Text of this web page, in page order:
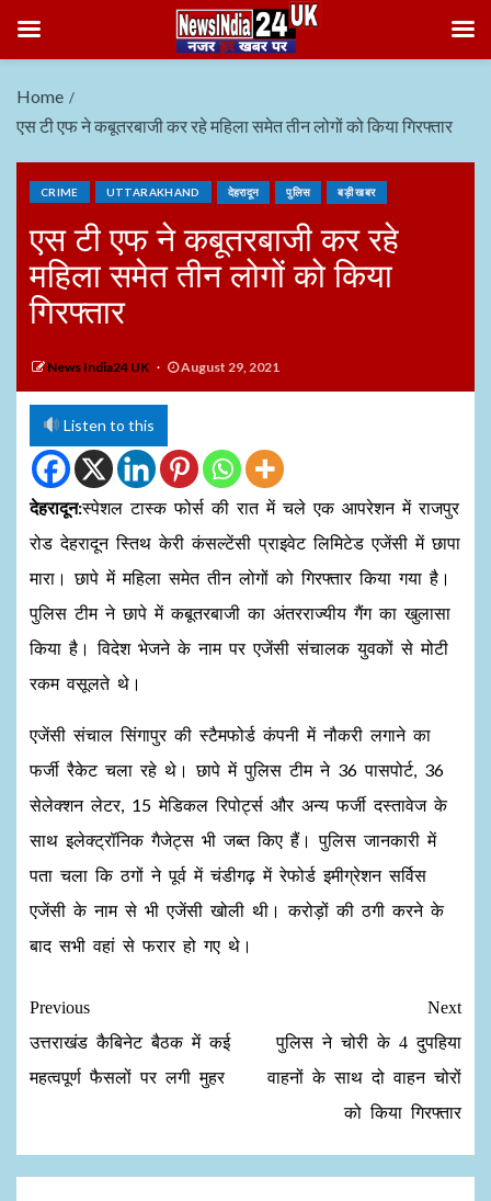
Home
एस टी एफ ने कबूतरबाजी कर रहे महिला समेत तीन लोगों को किया गिरफ्तार
CRIME UTTARAKHAND देहरादून पुलिस बड़ी खबर
एस टी एफ ने कबूतरबाजी कर रहे
महिला समेत तीन लोगों को किया
गिरफ्तार
News India24 UK August 29, 2021
Listen to this
देहरादून:स्पेशल टास्क फोर्स की रात में चले एक आपरेशन में राजपुर
रोड देहरादून स्तिथ केरी कंसल्टेंसी प्राइवेट लिमिटेड एजेंसी में छापा
मारा। छापे में महिला समेत तीन लोगों को गिरफ्तार किया गया है।
पुलिस टीम ने छापे में कबूतरबाजी का अंतरराज्यीय गैंग का खुलासा
किया है। विदेश भेजने के नाम पर एजेंसी संचालक युवकों से मोटी
रकम वसूलते थे।
एजेंसी संचाल सिंगापुर की स्टैमफोर्ड कंपनी में नौकरी लगाने का
फर्जी रैकेट चला रहे थे। छापे में पुलिस टीम ने 36 पासपोर्ट, 36
सेलेक्शन लेटर, 15 मेडिकल रिपोर्ट्स और अन्य फर्जी दस्तावेज के
साथ इलेक्ट्रॉनिक गैजेट्स भी जब्त किए हैं। पुलिस जानकारी में
पता चला कि ठगों ने पूर्व में चंडीगढ़ में रेफोर्ड इमीग्रेशन सर्विस
एजेंसी के नाम से भी एजेंसी खोली थी। करोड़ों की ठगी करने के
बाद सभी वहां से फरार हो गए थे।
Previous
उत्तराखंड कैबिनेट बैठक में कई
महत्वपूर्ण फैसलों पर लगी मुहर
Next
पुलिस ने चोरी के 4 दुपहिया
वाहनों के साथ दो वाहन चोरों
को किया गिरफ्तार